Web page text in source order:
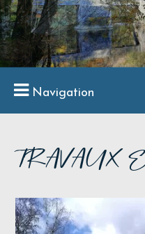
Navigation
TRAVAUX